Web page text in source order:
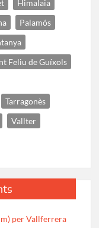
Himalaia
Palamós
Feliu de Guíxols
Tarragonès
Vallter
m) per Vallferrera